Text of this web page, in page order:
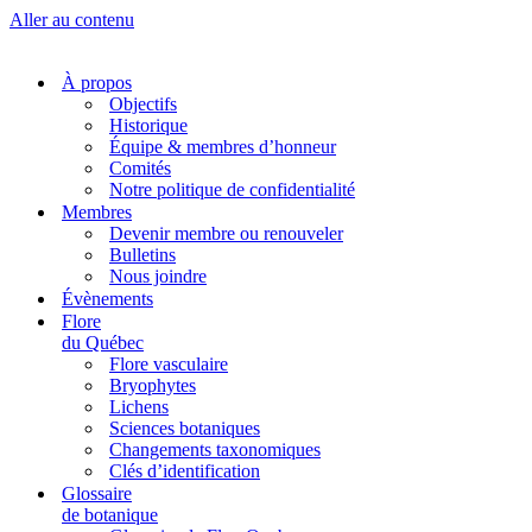
Aller au contenu
À propos
Objectifs
Historique
Équipe & membres d’honneur
Comités
Notre politique de confidentialité
Membres
Devenir membre ou renouveler
Bulletins
Nous joindre
Évènements
Flore
du Québec
Flore vasculaire
Bryophytes
Lichens
Sciences botaniques
Changements taxonomiques
Clés d’identification
Glossaire
de botanique